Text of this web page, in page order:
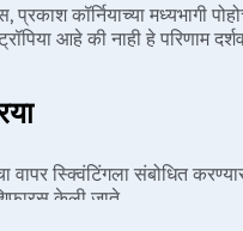
कॉर्नियाच्या मध्यभागी
आहे की नाही हे परिणाम
वापर स्क्विंटिंगला संबोधित
केली जाते.